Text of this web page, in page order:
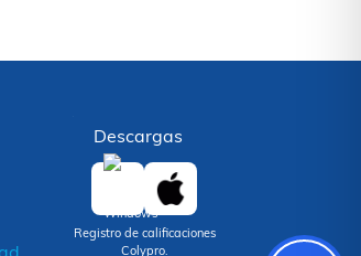
Descargas
Registro de calificaciones
Colypro.